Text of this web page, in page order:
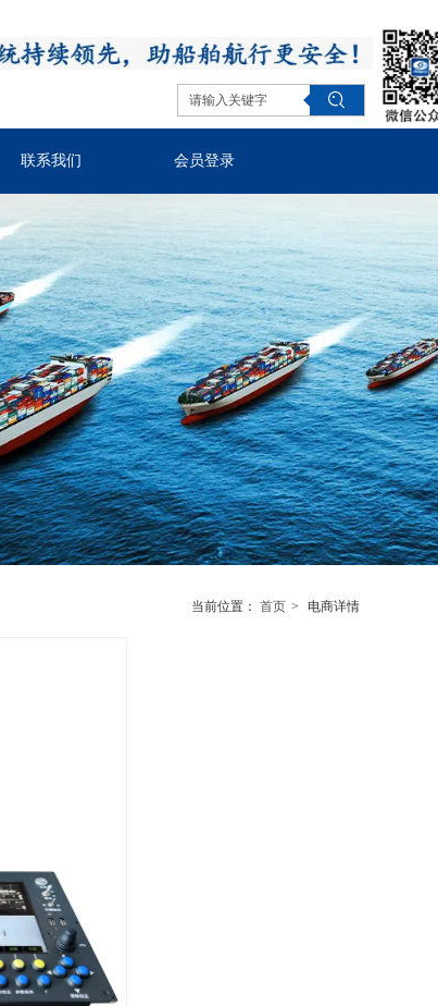
联系我们 会员登录
当前位置： 首页 > 电商详情